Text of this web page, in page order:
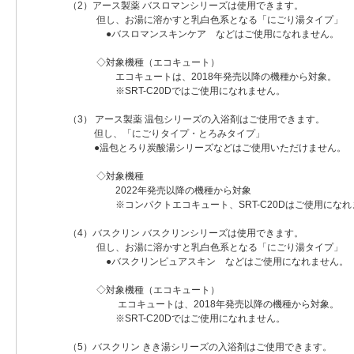
（2）アース製薬 バスロマンシリーズは使用できます。
但し、お湯に溶かすと乳白色系となる「にごり湯タイプ」
●バスロマンスキンケア などはご使用になれません。
◇対象機種（エコキュート）
エコキュートは、2018年発売以降の機種から対象。
※SRT-C20Dではご使用になれません。
（3） アース製薬 温包シリーズの入浴剤はご使用できます。
但し、「にごりタイプ・とろみタイプ」
●温包とろり炭酸湯シリーズなどはご使用いただけません。
◇対象機種
2022年発売以降の機種から対象
※コンパクトエコキュート、SRT-C20Dはご使用になれ
（4）バスクリン バスクリンシリーズは使用できます。
但し、お湯に溶かすと乳白色系となる「にごり湯タイプ」
●バスクリンピュアスキン などはご使用になれません。
◇対象機種（エコキュート）
エコキュートは、2018年発売以降の機種から対象。
※SRT-C20Dではご使用になれません。
（5）バスクリン きき湯シリーズの入浴剤はご使用できます。